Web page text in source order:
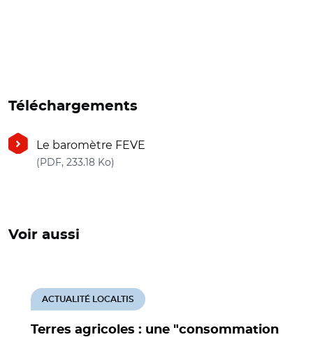
Téléchargements
Le baromètre FEVE
(PDF, 233.18 Ko)
Voir aussi
Terres agricoles : une "consommation
ACTUALITÉ LOCALTIS